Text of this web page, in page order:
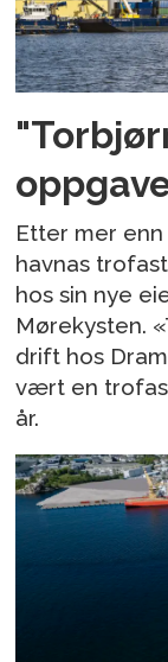
Etter mer
havnas
hos sin nye
Mørekysten.
drift hos
vært en
år.